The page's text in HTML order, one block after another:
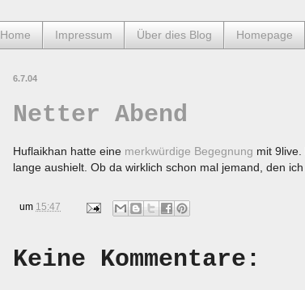
Home Impressum Über dies Blog Homepage
6.7.04
Netter Abend
Huflaikhan hatte eine merkwürdige Begegnung mit
lange aushielt. Ob da wirklich schon mal jemand, den
um 15:47
Keine Kommentare: